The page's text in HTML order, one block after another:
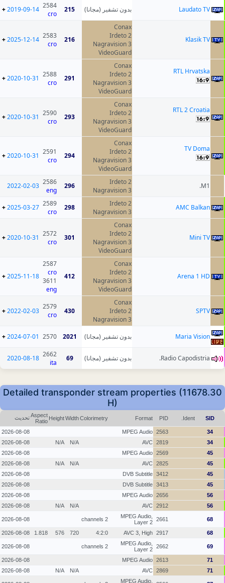
Laudato TV بدون تشفير (مجانا) 215
2584
cro
2019-09-14
+
Klasik TV
Conax
Irdeto 2
Nagravision 3
VideoGuard
216
2583
cro
2025-12-14
+
RTL Hrvatska
Conax
Irdeto 2
Nagravision 3
VideoGuard
291
2588
cro
2020-10-31
+
RTL 2 Croatia
Conax
Irdeto 2
Nagravision 3
VideoGuard
293
2590
cro
2020-10-31
+
TV Doma
Conax
Irdeto 2
Nagravision 3
VideoGuard
294
2591
cro
2020-10-31
+
M1.
Irdeto 2
Nagravision 3
296
2586
eng
2022-02-03
AMC Balkan
Irdeto 2
Nagravision 3
298
2589
cro
2025-03-27
+
Mini TV
Conax
Irdeto 2
Nagravision 3
VideoGuard
301
2572
cro
2020-10-31
+
Arena 1 HD
Conax
Irdeto 2
Nagravision 3
VideoGuard
412
2587
cro
3611
eng
2025-11-18
+
SPTV
Conax
Irdeto 2
Nagravision 3
430
2579
cro
2022-02-03
+
Maria Vision بدون تشفير (مجانا) 2021
2570
2024-07-01
+
Radio Capodistria. بدون تشفير (مجانا) 69
2662
ita
2020-08-18
Detailed transponder stream properties (11678.30
H)
SID
Ident.
PID
Format
Colorimetry
Width
Height
Aspect
Ratio
تحديث
34
2563
MPEG Audio
2026-08-08
34
2819
AVC
N/A
N/A
2026-08-08
45
2569
MPEG Audio
2026-08-08
45
2825
AVC
N/A
N/A
2026-08-08
45
3412
DVB Subtitle
2026-08-08
45
3413
DVB Subtitle
2026-08-08
56
2656
MPEG Audio
2026-08-08
56
2912
AVC
N/A
N/A
2026-08-08
68
2661
MPEG Audio,
Layer 2
2 channels
2026-08-08
68
2917
AVC 3, High
4:2:0
720
576
1.818
2026-08-08
69
2662
MPEG Audio,
Layer 2
2 channels
2026-08-08
71
2613
MPEG Audio
2026-08-08
71
2869
AVC
N/A
N/A
2026-08-08
MPEG Audio,